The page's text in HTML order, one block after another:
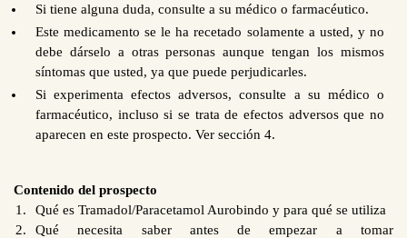
Si tiene alguna duda, consulte a su médico o farmacéutico.
Este medicamento se le ha recetado solamente a usted, y no
debe dárselo a otras personas aunque tengan los mismos
síntomas que usted, ya que puede perjudicarles.
Si experimenta efectos adversos, consulte a su médico o
farmacéutico, incluso si se trata de efectos adversos que no
aparecen en este prospecto. Ver sección 4.
Contenido del prospecto
Qué es Tramadol/Paracetamol Aurobindo y para qué se utiliza
Qué necesita saber
antes de empezar a tomar